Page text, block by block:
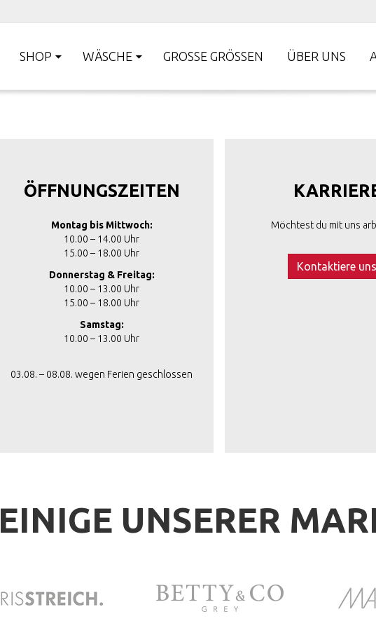
ÖFFNUNGSZEITEN
Montag bis Mittwoch:
10.00 – 14.00 Uhr
15.00 – 18.00 Uhr
Donnerstag & Freitag:
10.00 – 13.00 Uhr
15.00 – 18.00 Uhr
Samstag:
10.00 – 13.00 Uhr
03.08. – 08.08. wegen Ferien geschlossen
Möchtest du mit uns
Kontaktiere uns
EINIGE UNSERER
SHOP WÄSCHE GROSSE GRÖSSEN ÜBER UNS